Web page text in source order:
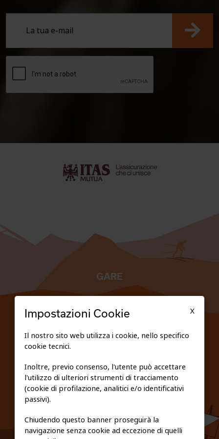
GARE
PRIVACY E COOKIE POLICY
X
Impostazioni Cookie
Il nostro sito web utilizza i cookie, nello specifico
cookie tecnici.
Inoltre, previo consenso, l'utente può accettare
l'utilizzo di ulteriori strumenti di tracciamento
(cookie di profilazione, analitici e/o identificativi
passivi).
Chiudendo questo banner proseguirà la
navigazione senza cookie ad eccezione di quelli